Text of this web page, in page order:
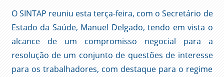
O SINTAP reuniu esta terça-feira, com o Secretário de
Estado da Saúde, Manuel Delgado, tendo em vista o
alcance de um compromisso negocial para a
resolução de um conjunto de questões de interesse
para os trabalhadores, com destaque para o regime